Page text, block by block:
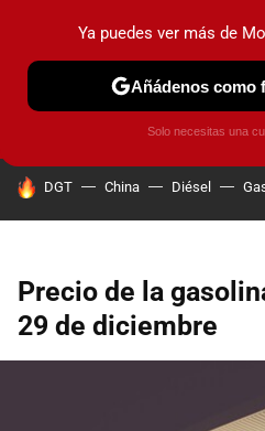
PRUEBAS COCHES
HOY SE HABLA DE
DGT China Diésel
Precio de la
29 de diciembre
Ya puedes ver más de
Añádenos como
Solo necesitas una